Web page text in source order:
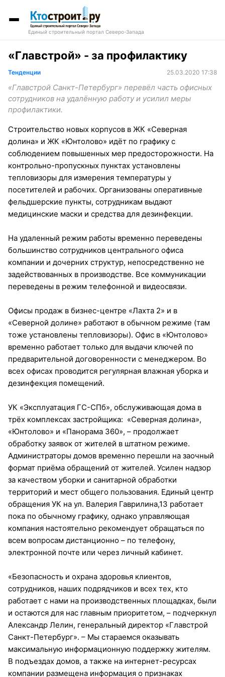
Единый строительный портал Северо-Запада
«Главстрой» - за профилактику
Тенденции 25.03.2020 17:38
«Главстрой Санкт-Петербург» перевёл часть офисных
сотрудников на удалённую работу и усилил меры
профилактики.
Строительство новых корпусов в ЖК «Северная
долина» и ЖК «Юнтолово» идёт по графику с
соблюдением повышенных мер предосторожности. На
контрольно-пропускных пунктах установлены
тепловизоры для измерения температуры у
посетителей и рабочих. Организованы оперативные
фельдшерские пункты, сотрудникам выдают
медицинские маски и средства для дезинфекции.
На удаленный режим работы временно переведены
большинство сотрудников центрального офиса
компании и дочерних структур, непосредственно не
задействованных в производстве. Все коммуникации
переведены в режим телефонной и видеосвязи.
Офисы продаж в бизнес-центре «Лахта 2» и в
«Северной долине» работают в обычном режиме (там
тоже установлены тепловизоры). Офис в «Юнтолово»
временно работает только для выдачи ключей по
предварительной договоренности с менеджером. Во
всех офисах проводится регулярная влажная уборка и
дезинфекция помещений.
УК «Эксплуатация ГС-СПб», обслуживающая дома в
трёх комплексах застройщика: «Северная долина»,
«Юнтолово» и «Панорама 360», – продолжает
обработку заявок от жителей в штатном режиме.
Администраторы домов временно перешли на заочный
формат приёма обращений от жителей. Усилен надзор
за качеством уборки и санитарной обработки
территорий и мест общего пользования. Единый центр
обращения УК на ул. Валерия Гаврилина,13 работает
пока по обычному графику, однако управляющая
компания настоятельно рекомендует обращаться по
всем вопросам дистанционно – по телефону,
электронной почте или через личный кабинет.
«Безопасность и охрана здоровья клиентов,
сотрудников, наших подрядчиков и всех тех, кто
работает с нами на производственных площадках, были
и остаются для нас главным приоритетом, – подчеркнул
Александр Лелин, генеральный директор «Главстрой
Санкт-Петербург». – Мы стараемся оказывать
максимальную информационную поддержку жителям.
В подъездах домов, а также на интернет-ресурсах
компании размещена информация о признаках